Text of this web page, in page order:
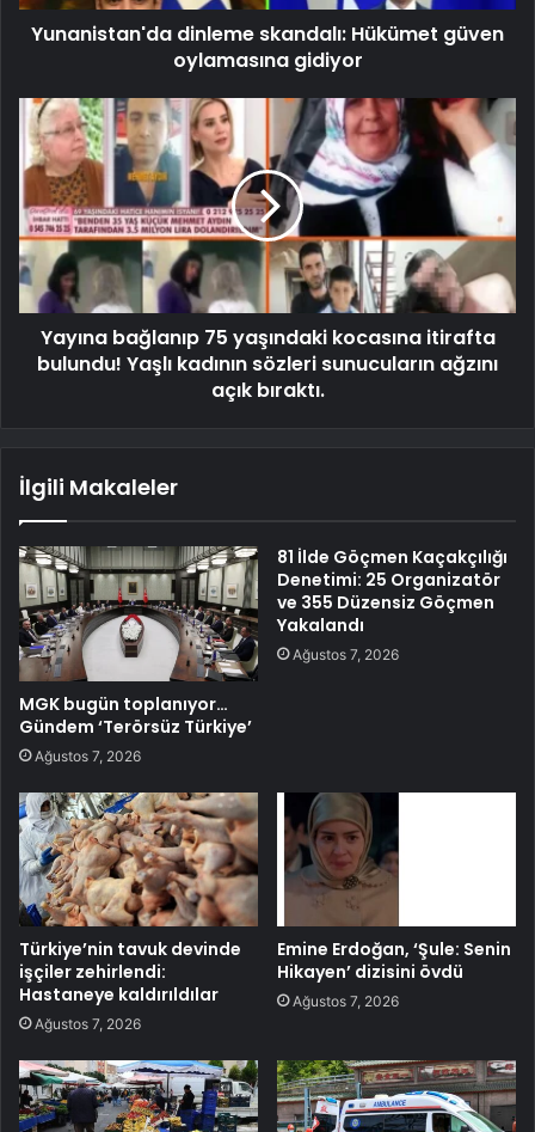
Yunanistan'da dinleme skandalı: Hükümet güven
oylamasına gidiyor
Yayına bağlanıp 75 yaşındaki kocasına itirafta
bulundu! Yaşlı kadının sözleri sunucuların ağzını
açık bıraktı.
İlgili Makaleler
MGK bugün toplanıyor…
Gündem ‘Terörsüz Türkiye’
Ağustos 7, 2026
81 İlde Göçmen Kaçakçılığı
Denetimi: 25 Organizatör
ve 355 Düzensiz Göçmen
Yakalandı
Ağustos 7, 2026
Türkiye’nin tavuk devinde
işçiler zehirlendi:
Hastaneye kaldırıldılar
Ağustos 7, 2026
Emine Erdoğan, ‘Şule: Senin
Hikayen’ dizisini övdü
Ağustos 7, 2026